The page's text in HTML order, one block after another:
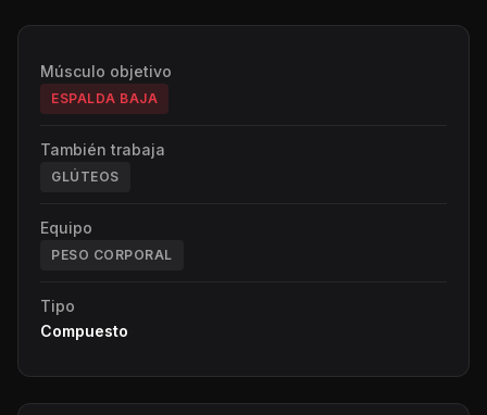
Músculo objetivo
ESPALDA BAJA
También trabaja
GLÚTEOS
Equipo
PESO CORPORAL
Tipo
Compuesto